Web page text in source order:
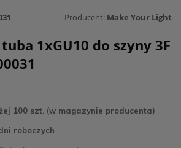
Producent: Make Your Light
1xGU10 do szyny 3F
100 szt. (w magazynie producenta)
roboczych